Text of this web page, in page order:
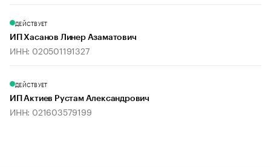
ДЕЙСТВУЕТ
ИП Хасанов Линер Азаматович
ИНН: 020501191327
ДЕЙСТВУЕТ
ИП Актиев Рустам Александрович
ИНН: 021603579199